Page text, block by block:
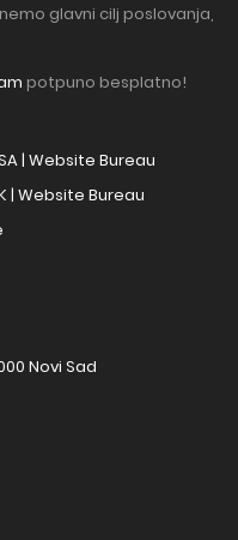
glavni cilj poslovanja,
potpuno besplatno!
| Website Bureau
| Website Bureau
Novi Sad